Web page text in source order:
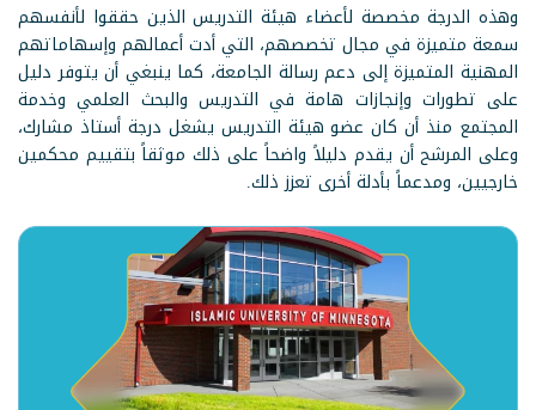
وهذه الدرجة مخصصة لأعضاء هيئة التدريس الذين حققوا لأنفسهم
سمعة متميزة في مجال تخصصهم، التي أدت أعمالهم وإسهاماتهم
المهنية المتميزة إلى دعم رسالة الجامعة، كما ينبغي أن يتوفر دليل
على تطورات وإنجازات هامة في التدريس والبحث العلمي وخدمة
المجتمع منذ أن كان عضو هيئة التدريس يشغل درجة أستاذ مشارك،
وعلى المرشح أن يقدم دليلاً واضحاً على ذلك موثقاً بتقييم محكمين
خارجيين، ومدعماً بأدلة أخرى تعزز ذلك.